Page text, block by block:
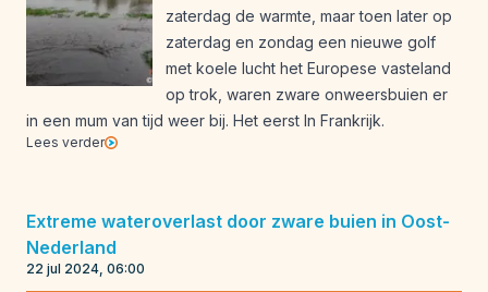
zaterdag de warmte, maar toen later op
zaterdag en zondag een nieuwe golf
met koele lucht het Europese vasteland
op trok, waren zware onweersbuien er
in een mum van tijd weer bij. Het eerst In Frankrijk.
Lees verder
Extreme wateroverlast door zware buien in Oost-
Nederland
22 jul 2024, 06:00